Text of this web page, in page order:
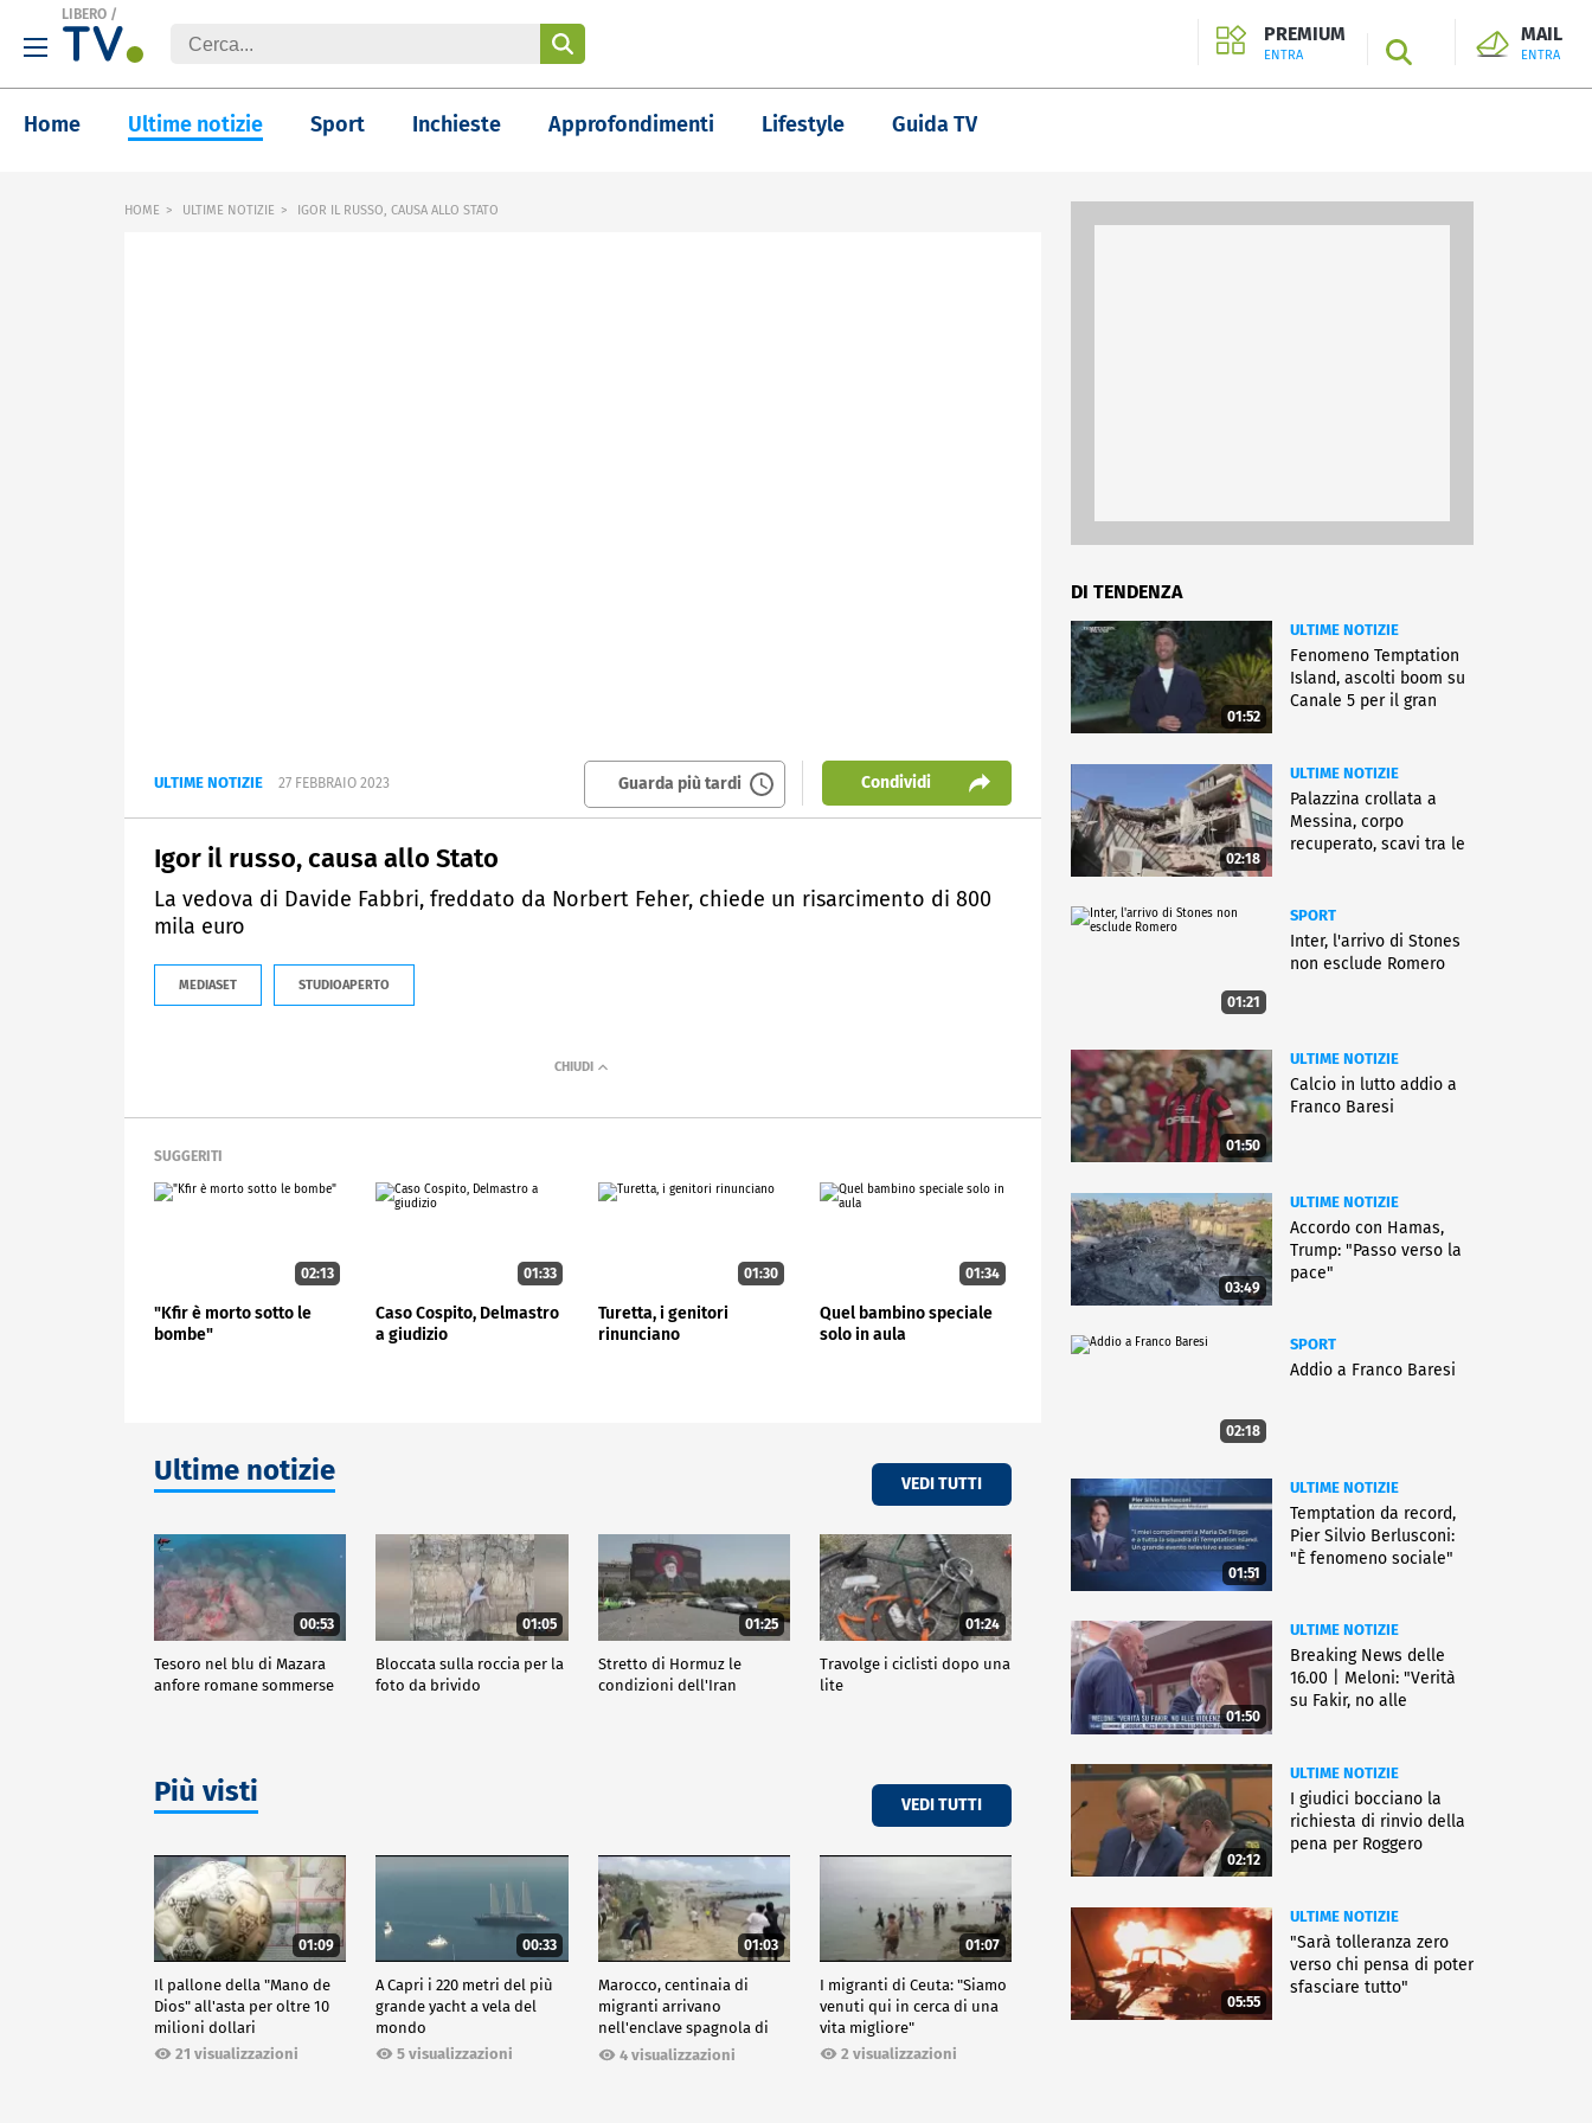
LIBERO /
PREMIUM
ENTRA SEARCH
MAIL
ENTRA
Home Ultime notizie Sport Inchieste Approfondimenti Lifestyle Guida TV
HOME ULTIME NOTIZIE IGOR IL RUSSO, CAUSA ALLO STATO
ULTIME NOTIZIE 27 FEBBRAIO 2023 Guarda più tardi Condividi
Igor il russo, causa allo Stato
La vedova di Davide Fabbri, freddato da Norbert Feher, chiede un risarcimento di 800
mila euro
MEDIASET STUDIOAPERTO
SUGGERITI
02:13
"Kfir è morto sotto le
bombe"
01:33
Caso Cospito, Delmastro
a giudizio
01:30
Turetta, i genitori
rinunciano
01:34
Quel bambino speciale
solo in aula
Ultime notizie VEDI TUTTI
00:53
Tesoro nel blu di Mazara
anfore romane sommerse
01:05
Bloccata sulla roccia per la
foto da brivido
01:25
Stretto di Hormuz le
condizioni dell'Iran
01:24
Travolge i ciclisti dopo una
lite
Più visti VEDI TUTTI
01:09
Il pallone della "Mano de
Dios" all'asta per oltre 10
milioni dollari
21 visualizzazioni
00:33
A Capri i 220 metri del più
grande yacht a vela del
mondo
5 visualizzazioni
01:03
Marocco, centinaia di
migranti arrivano
nell'enclave spagnola di
Ceuta4 visualizzazioni
01:07
I migranti di Ceuta: "Siamo
venuti qui in cerca di una
vita migliore"
2 visualizzazioni
DI TENDENZA
01:52
ULTIME NOTIZIE
Fenomeno Temptation
Island, ascolti boom su
Canale 5 per il gran
02:18
ULTIME NOTIZIE
Palazzina crollata a
Messina, corpo
recuperato, scavi tra le
01:21
SPORT
Inter, l'arrivo di Stones
non esclude Romero
01:50
ULTIME NOTIZIE
Calcio in lutto addio a
Franco Baresi
03:49
ULTIME NOTIZIE
Accordo con Hamas,
Trump: "Passo verso la
pace"
02:18
SPORT
Addio a Franco Baresi
01:51
ULTIME NOTIZIE
Temptation da record,
Pier Silvio Berlusconi:
"È fenomeno sociale"
01:50
ULTIME NOTIZIE
Breaking News delle
16.00 | Meloni: "Verità
su Fakir, no alle
02:12
ULTIME NOTIZIE
I giudici bocciano la
richiesta di rinvio della
pena per Roggero
05:55
ULTIME NOTIZIE
"Sarà tolleranza zero
verso chi pensa di poter
sfasciare tutto"